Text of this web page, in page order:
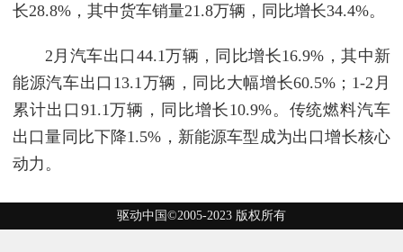
长28.8%，其中货车销量21.8万辆，同比增长34.4%。
2月汽车出口44.1万辆，同比增长16.9%，其中新
能源汽车出口13.1万辆，同比大幅增长60.5%；1-2月
累计出口91.1万辆，同比增长10.9%。传统燃料汽车
出口量同比下降1.5%，新能源车型成为出口增长核心
动力。
驱动中国©2005-2023 版权所有